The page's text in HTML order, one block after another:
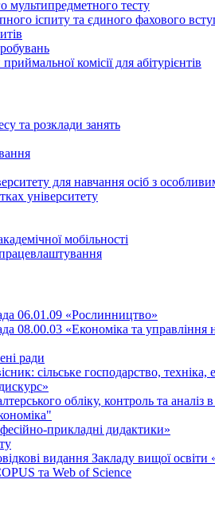
мультипредметного тесту
іспиту та єдиного фахового
комісії для абітурієнтів
та розклади занять
для навчання осіб з
університету
мобільності
06.01.09 «Рослинництво»
08.00.03 «Економіка та
ради
сільське господарство, техніка,
обліку, контроль та аналіз в
прикладні дидактики»
видання Закладу вищої
та Web of Science